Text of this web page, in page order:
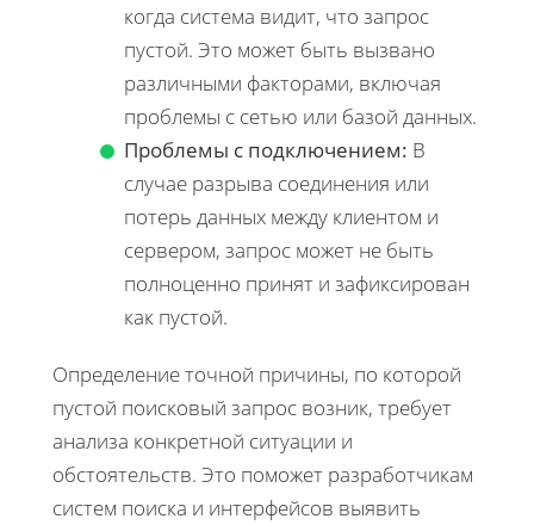
когда система видит, что запрос
пустой. Это может быть вызвано
различными факторами, включая
проблемы с сетью или базой данных.
Проблемы с подключением: В
случае разрыва соединения или
потерь данных между клиентом и
сервером, запрос может не быть
полноценно принят и зафиксирован
как пустой.
Определение точной причины, по которой
пустой поисковый запрос возник, требует
анализа конкретной ситуации и
обстоятельств. Это поможет разработчикам
систем поиска и интерфейсов выявить